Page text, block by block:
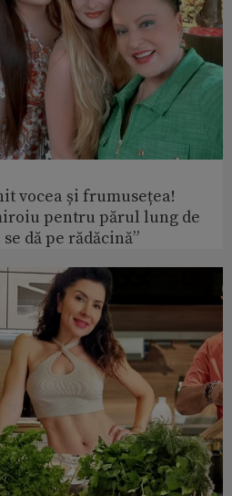
vocea și frumusețea!
pentru părul lung de
dă pe rădăcină”